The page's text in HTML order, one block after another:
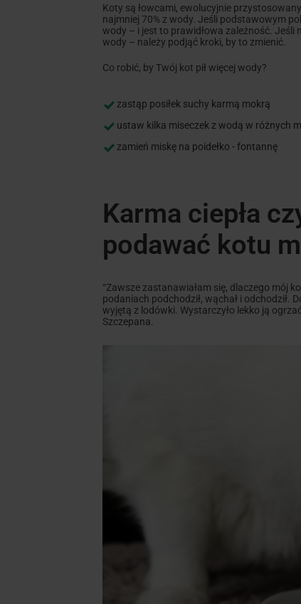
Koty są łowcami, ewolucyjnie
najmniej 70% z wody. Jeśli podstawowym
wody – i jest to prawidłowa zależność. Jeśli
wody – należy podjąć kroki, by to zmienić.
Co robić, by Twój kot pił więcej wody?
zastąp posiłek suchy karmą mokrą
ustaw kilka miseczek z wodą w różnych
zamień miskę na poidełko - fontannę
Karma ciepła
podawać kotu
“Zawsze zastanawiałam się, dlaczego mój
podaniach podchodził, wąchał i odchodził.
wyjętą z lodówki. Wystarczyło lekko ją
Szczepana.